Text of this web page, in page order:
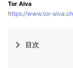
Tor Alva
https://www.tor-
目次